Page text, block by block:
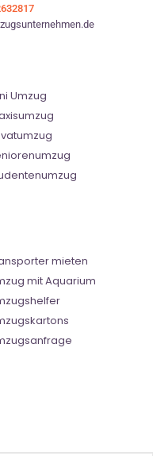
Umzug
mieten
mit Aquarium